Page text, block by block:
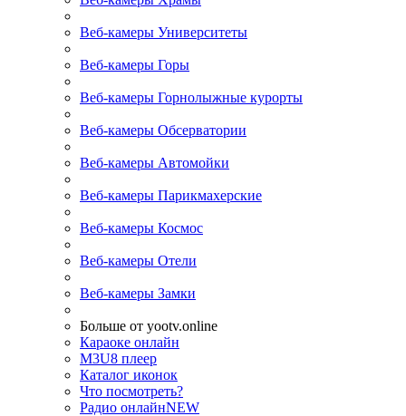
Веб-камеры Университеты
Веб-камеры Горы
Веб-камеры Горнолыжные курорты
Веб-камеры Обсерватории
Веб-камеры Автомойки
Веб-камеры Парикмахерские
Веб-камеры Космос
Веб-камеры Отели
Веб-камеры Замки
Больше от yootv.online
Караоке онлайн
M3U8 плеер
Каталог иконок
Что посмотреть?
Радио онлайнNEW